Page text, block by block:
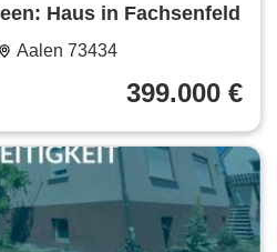
Haus in Fachsenfeld
Aalen 73434
399.000 €